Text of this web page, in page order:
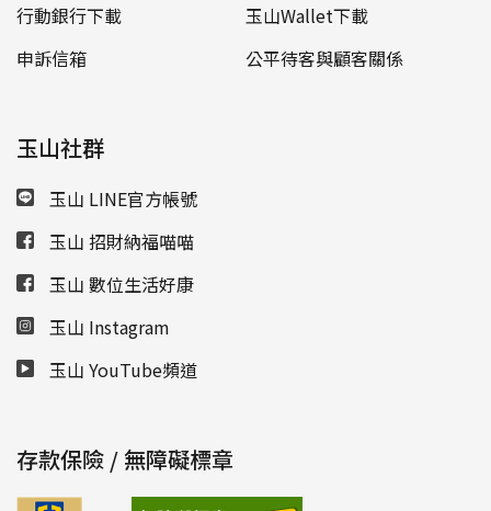
行動銀行下載
玉山Wallet下載
申訴信箱
公平待客與顧客關係
玉山社群
玉山 LINE官方帳號
玉山 招財納福喵喵
玉山 數位生活好康
玉山 Instagram
玉山 YouTube頻道
存款保險 / 無障礙標章